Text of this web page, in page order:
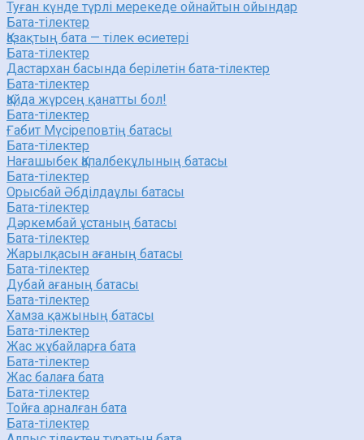
Туған күнде түрлі мерекеде ойнайтын ойындар
Бата-тілектер
Қазақтың бата — тілек өсиетері
Бата-тілектер
Дастархан басында берілетін бата-тілектер
Бата-тілектер
Қайда жүрсең қанатты бол!
Бата-тілектер
Ғабит Мүсіреповтің батасы
Бата-тілектер
Нағашыбек Қапалбекұлының батасы
Бата-тілектер
Орысбай Әбділдаұлы батасы
Бата-тілектер
Дәркембай ұстаның батасы
Бата-тілектер
Жарылқасын ағаның батасы
Бата-тілектер
Дубай ағаның батасы
Бата-тілектер
Хамза қажының батасы
Бата-тілектер
Жас жұбайларға бата
Бата-тілектер
Жас балаға бата
Бата-тілектер
Тойға арналған бата
Бата-тілектер